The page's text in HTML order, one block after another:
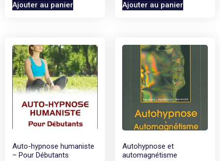
Ajouter au panier Ajouter au panier
Auto-hypnose humaniste
– Pour Débutants
Autohypnose et
automagnétisme